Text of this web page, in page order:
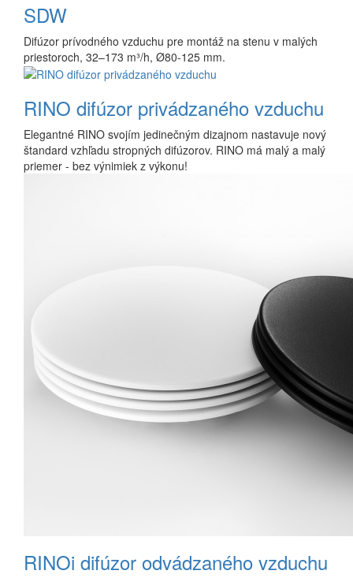
SDW
Difúzor prívodného vzduchu pre montáž na stenu v malých
priestoroch, 32–173 m³/h, Ø80-125 mm.
RINO difúzor privádzaného vzduchu
Elegantné RINO svojím jedinečným dizajnom nastavuje nový
štandard vzhľadu stropných difúzorov. RINO má malý a malý
priemer - bez výnimiek z výkonu!
RINOi difúzor odvádzaného vzduchu